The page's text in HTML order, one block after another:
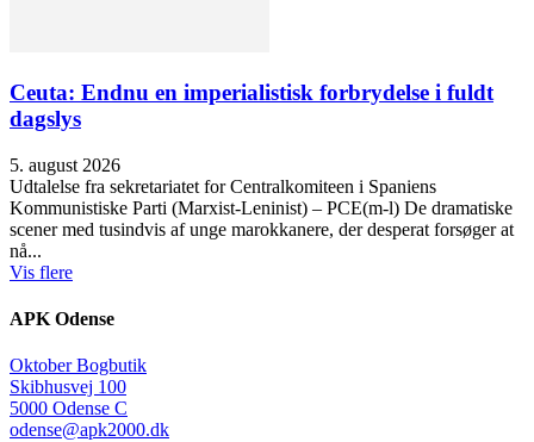
Ceuta: Endnu en imperialistisk forbrydelse i fuldt
dagslys
5. august 2026
Udtalelse fra sekretariatet for Centralkomiteen i Spaniens
Kommunistiske Parti (Marxist-Leninist) – PCE(m-l) De dramatiske
scener med tusindvis af unge marokkanere, der desperat forsøger at
nå...
Vis flere
APK Odense
Oktober Bogbutik
Skibhusvej 100
5000 Odense C
odense@apk2000.dk